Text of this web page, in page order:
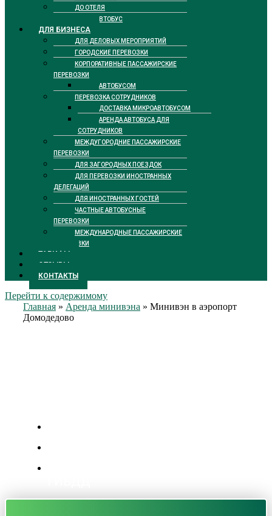
ДО ОТЕЛЯ
ТАКСИ АВТОБУС
ДЛЯ БИЗНЕСА
ДЛЯ ДЕЛОВЫХ МЕРОПРИЯТИЙ
ГОРОДСКИЕ ПЕРЕВОЗКИ
КОРПОРАТИВНЫЕ ПАССАЖИРСКИЕ
ПЕРЕВОЗКИ
АВТОБУСОМ
ПЕРЕВОЗКА СОТРУДНИКОВ
ДОСТАВКА МИКРОАВТОБУСОМ
АРЕНДА АВТОБУСА ДЛЯ
СОТРУДНИКОВ
МЕЖДУГОРОДНИЕ ПАССАЖИРСКИЕ
ПЕРЕВОЗКИ
ДЛЯ ЗАГОРОДНЫХ ПОЕЗДОК
ДЛЯ ПЕРЕВОЗКИ ИНОСТРАННЫХ
ДЕЛЕГАЦИЙ
ДЛЯ ИНОСТРАННЫХ ГОСТЕЙ
ЧАСТНЫЕ АВТОБУСНЫЕ
ПЕРЕВОЗКИ
МЕЖДУНАРОДНЫЕ ПАССАЖИРСКИЕ
ПЕРЕВОЗКИ
ТАРИФЫ
ОТЗЫВЫ
КОНТАКТЫ
Перейти к содержимому
Главная » Аренда минивэна » Минивэн в аэропорт
Домодедово